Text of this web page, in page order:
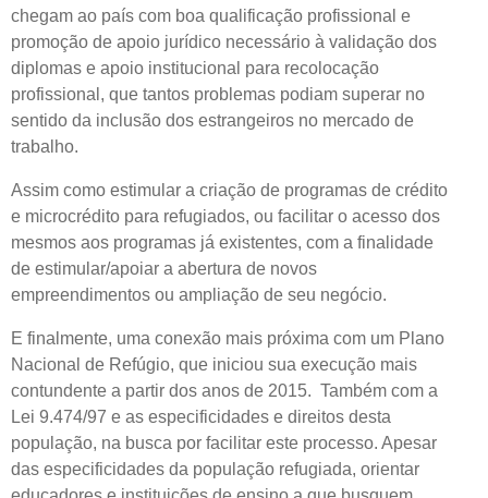
chegam ao país com boa qualificação profissional e
promoção de apoio jurídico necessário à validação dos
diplomas e apoio institucional para recolocação
profissional, que tantos problemas podiam superar no
sentido da inclusão dos estrangeiros no mercado de
trabalho.
Assim como estimular a criação de programas de crédito
e microcrédito para refugiados, ou facilitar o acesso dos
mesmos aos programas já existentes, com a finalidade
de estimular/apoiar a abertura de novos
empreendimentos ou ampliação de seu negócio.
E finalmente, uma conexão mais próxima com um Plano
Nacional de Refúgio, que iniciou sua execução mais
contundente a partir dos anos de 2015. Também com a
Lei 9.474/97 e as especificidades e direitos desta
população, na busca por facilitar este processo. Apesar
das especificidades da população refugiada, orientar